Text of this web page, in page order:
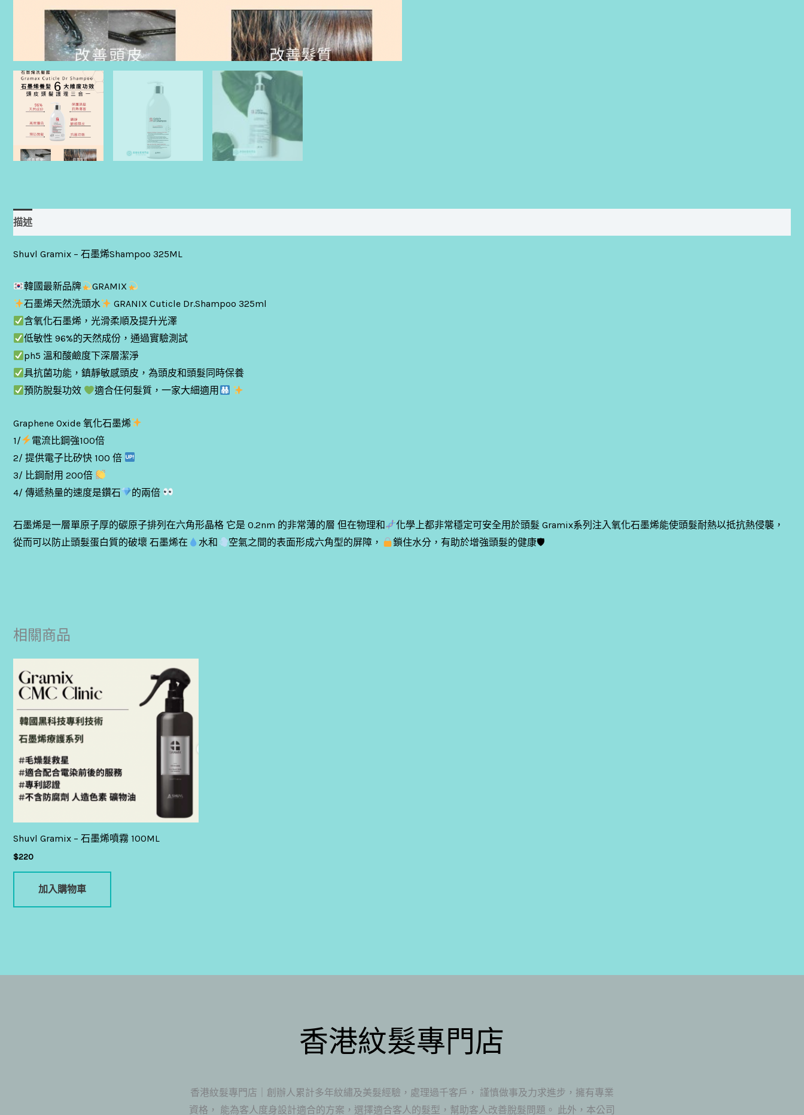
描述
Shuvl Gramix – 石墨烯Shampoo 325ML
韓國最新品牌
GRAMIX
石墨烯天然洗頭水
GRANIX Cuticle Dr.Shampoo 325ml
含氧化石墨烯，光滑柔順及提升光澤
低敏性 96%的天然成份，通過實驗測試
ph5 溫和酸鹼度下深層潔淨
具抗菌功能，鎮靜敏感頭皮，為頭皮和頭髮同時保養
預防脫髮功效
適合任何髮質，一家大細適用
Graphene Oxide 氧化石墨烯
1/
電流比鋼強100倍
2/ 提供電子比矽快 100 倍
3/ 比鋼耐用 200倍
4/ 傳遞熱量的速度是鑽石
的兩倍
石墨烯是一層單原子厚的碳原子排列在六角形晶格 它是 0.2nm 的非常薄的層 但在物理和
化學上都非常穩定可安全用於頭髮 Gramix系列注入氧化石墨烯能使頭髮耐熱以抵抗熱侵襲，
從而可以防止頭髮蛋白質的破壞 石墨烯在
水和 空氣之間的表面形成六角型的屏障， 鎖住水分，有助於增強頭髮的健康🛡
相關商品
Shuvl Gramix – 石墨烯噴霧 100ML
$220
加入購物車
香港紋髮專門店
香港紋髮專門店｜創辦人累計多年紋繡及美髮經驗，處理過千客戶， 謹慎做事及力求進步，擁有專業
資格， 能為客人度身設計適合的方案，選擇適合客人的髮型，幫助客人改善脫髮問題。 此外，本公司